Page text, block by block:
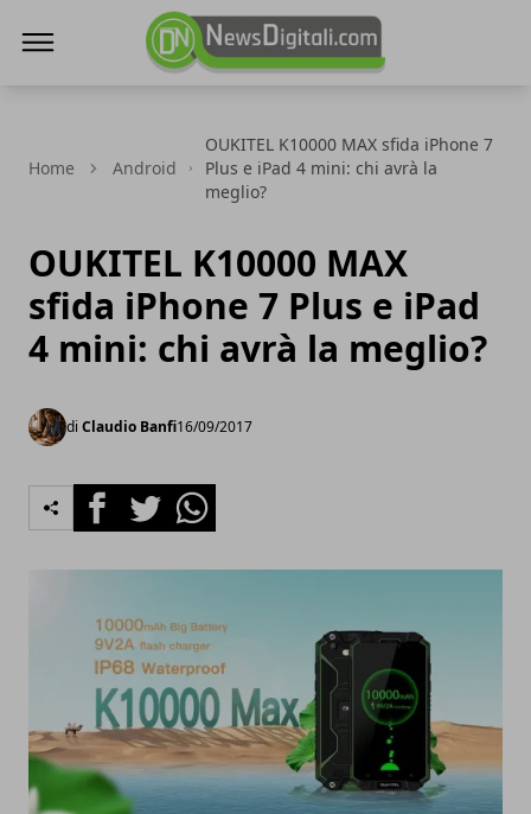
Home Android
OUKITEL K10000 MAX sfida iPhone 7
Plus e iPad 4 mini: chi avrà la
meglio?
OUKITEL K10000 MAX
sfida iPhone 7 Plus e iPad
4 mini: chi avrà la meglio?
di Claudio Banfi16/09/2017
FacebookTwitterWhatsapp